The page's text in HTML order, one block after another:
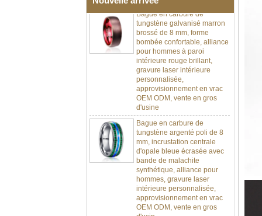
Bague en carbure de
tungstène galvanisé marron
brossé de 8 mm, forme
bombée confortable, alliance
pour hommes à paroi
intérieure rouge brillant,
gravure laser intérieure
personnalisée,
approvisionnement en vrac
OEM ODM, vente en gros
d'usine
Bague en carbure de
tungstène argenté poli de 8
mm, incrustation centrale
d'opale bleue écrasée avec
bande de malachite
synthétique, alliance pour
hommes, gravure laser
intérieure personnalisée,
approvisionnement en vrac
OEM ODM, vente en gros
d'usin